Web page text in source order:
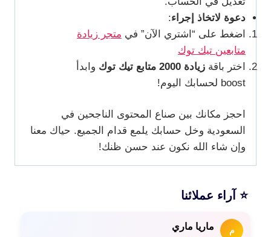
دعوة لاتخاذ إجراء:
اضغط على “اشتري الآن” في متجر زيادة
متابعين تيك توك
اختر باقة زيادة 2000 متابع تيك توك
وابدأ
boost لحسابك اليوم!
احجز مكانك بين صناع المحتوى الناجحين في
السعودية وخل حسابك يلمع قدام الجميع. حياك معنا
وإن شاء الله نكون عند حسن ظنك!
⭐ آراء عملائنا
م ماريا ماري